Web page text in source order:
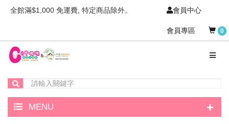
全館滿$1,000 免運費, 特定商品除外。 會員中心
會員專區 0
MENU +